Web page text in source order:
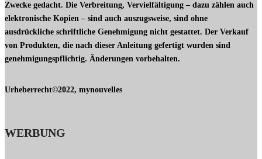
Zwecke gedacht. Die Verbreitung, Vervielfältigung – dazu zählen auch
elektronische Kopien – sind auch auszugsweise, sind ohne
ausdrückliche schriftliche Genehmigung nicht gestattet. Der Verkauf
von Produkten, die nach dieser Anleitung gefertigt wurden sind
genehmigungspflichtig. Änderungen vorbehalten.
Urheberrecht©2022, mynouvelles
WERBUNG